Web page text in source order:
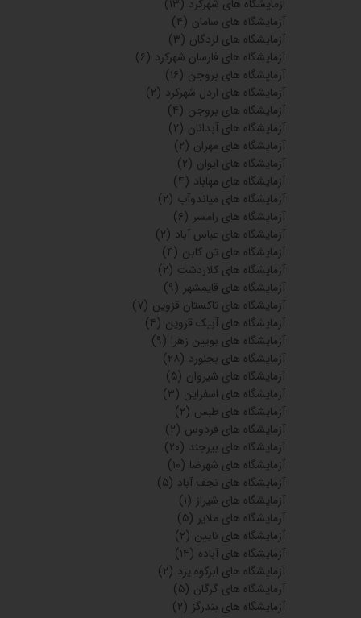
ازمایشگاه های شهرکرد (۱۳)
آزمایشگاه های سامان (۴)
آزمایشگاه های لردگان (۳)
آزمایشگاه های فارسان شهرکرد (۶)
آزمایشگاه های بروجن (۱۶)
آزمایشگاه های اردل شهرکرد (۲)
آزمایشگاه های بروجن (۴)
آزمایشگاه های آبدانان (۲)
آزمایشگاه های مهران (۲)
آزمایشگاه های ایوان (۲)
آزمایشگاه های مهاباد (۴)
آزمایشگاه های میاندوآب (۲)
آزمایشگاه های رامسر (۶)
آزمایشگاه های عباس آباد (۲)
آزمایشگاه های تن کابن (۴)
آزمایشگاه های کلاردشت (۲)
آزمایشگاه های قایمشهر (۹)
آزمایشگاه های تاکستان قزوین (۷)
آزمایشگاه های آبیک قزوین (۴)
آزمایشگاه های بویین زهرا (۹)
آزمایشگاه های بجنورد (۲۸)
آزمایشگاه های شیروان (۵)
آزمایشگاه های اسفراین (۳)
آزمایشگاه های طبس (۲)
آزمایشگاه های فردوس (۲)
آزمایشگاه های بیرجند (۲۰)
آزمایشگاه های شهرضا (۱۰)
آزمایشگاه های نجف آباد (۵)
آزمایشگاه های شیراز (۱)
آزمایشگاه های ملایر (۵)
آزمایشگاه های نایین (۲)
آزمایشگاه های آباده (۱۴)
آزمایشگاه های ابرکوه یزد (۲)
آزمایشگاه های گرگان (۵)
آزمایشگاه های بندرگز (۲)